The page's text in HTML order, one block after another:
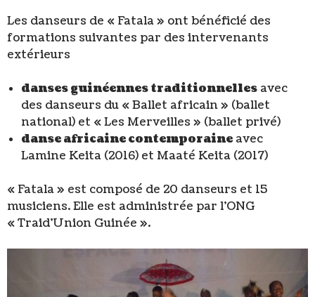
Les danseurs de « Fatala » ont bénéficié des
formations suivantes par des intervenants
extérieurs
danses guinéennes traditionnelles avec
des danseurs du « Ballet africain » (ballet
national) et « Les Merveilles » (ballet privé)
danse africaine contemporaine avec
Lamine Keita (2016) et Maaté Keita (2017)
« Fatala » est composé de 20 danseurs et 15
musiciens. Elle est administrée par l’ONG
« Traid’Union Guinée ».